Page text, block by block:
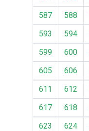
587
588
593
594
599
600
605
606
611
612
617
618
623
624